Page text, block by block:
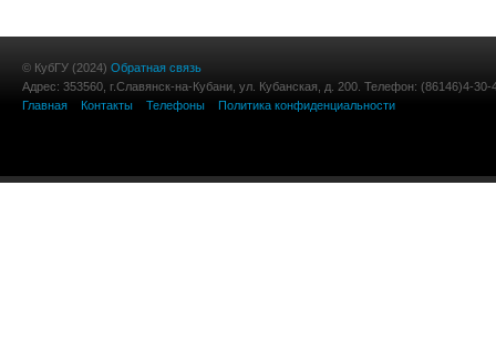
© КубГУ (2024) Обратная связь
Адрес: 353560, г.Славянск-на-Кубани, ул. Кубанская, д. 200. Телефон: (86146)4-30-
Главная
Контакты Телефоны Политика конфиденциальности